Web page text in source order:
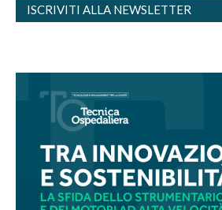
ISCRIVITI ALLA NEWSLETTER